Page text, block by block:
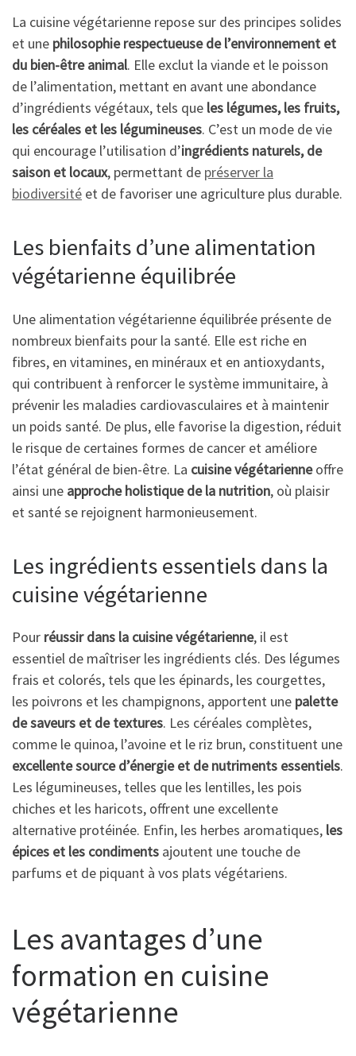
La cuisine végétarienne repose sur des principes solides
et une philosophie respectueuse de l’environnement et
du bien-être animal. Elle exclut la viande et le poisson
de l’alimentation, mettant en avant une abondance
d’ingrédients végétaux, tels que les légumes, les fruits,
les céréales et les légumineuses. C’est un mode de vie
qui encourage l’utilisation d’ingrédients naturels, de
saison et locaux, permettant de préserver la
biodiversité et de favoriser une agriculture plus durable.
Les bienfaits d’une alimentation
végétarienne équilibrée
Une alimentation végétarienne équilibrée présente de
nombreux bienfaits pour la santé. Elle est riche en
fibres, en vitamines, en minéraux et en antioxydants,
qui contribuent à renforcer le système immunitaire, à
prévenir les maladies cardiovasculaires et à maintenir
un poids santé. De plus, elle favorise la digestion, réduit
le risque de certaines formes de cancer et améliore
l’état général de bien-être. La cuisine végétarienneoffre
ainsi une approche holistique de la nutrition, où plaisir
et santé se rejoignent harmonieusement.
Les ingrédients essentiels dans la
cuisine végétarienne
Pour réussir dans la cuisine végétarienne, il est
essentiel de maîtriser les ingrédients clés. Des légumes
frais et colorés, tels que les épinards, les courgettes,
les poivrons et les champignons, apportent une palette
de saveurs et de textures. Les céréales complètes,
comme le quinoa, l’avoine et le riz brun, constituent une
excellente source d’énergie et de nutriments essentiels.
Les légumineuses, telles que les lentilles, les pois
chiches et les haricots, offrent une excellente
alternative protéinée. Enfin, les herbes aromatiques, les
épices et les condiments ajoutent une touche de
parfums et de piquant à vos plats végétariens.
Les avantages d’une
formation en cuisine
végétarienne